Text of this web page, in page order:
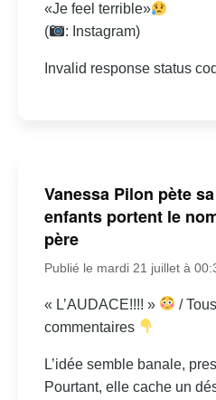
«Je feel terrible»
(
: Instagram)
Invalid response status
Vanessa Pilon pète
enfants portent le
père
Publié le mardi 21 juillet à
« L’AUDACE!!!! »
/
commentaires
L’idée semble banale,
Pourtant, elle cache un